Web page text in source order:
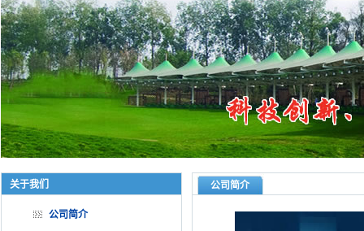
关于我们
公司简介
公司简介